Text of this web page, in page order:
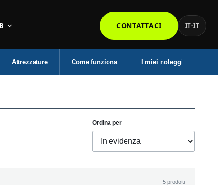
CONTATTACI IT-IT
Attrezzature Come funziona I miei noleggi
Ordina per
5 prodotti